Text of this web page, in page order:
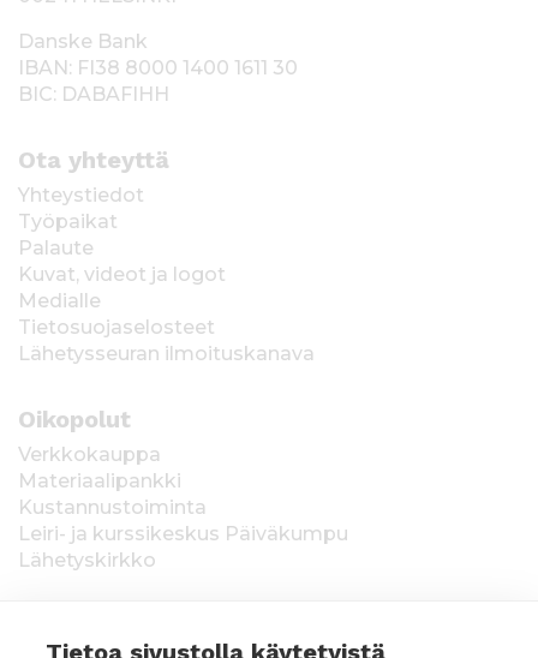
Tietoa sivustolla käytetyistä
Danske Bank
IBAN: FI38 8000 1400 1611 30
BIC: DABAFIHH
Ota yhteyttä
Yhteystiedot
Työpaikat
Palaute
Kuvat, videot ja logot
Medialle
Tietosuojaselosteet
Lähetysseuran ilmoituskanava
Oikopolut
Verkkokauppa
Materiaalipankki
Kustannustoiminta
Leiri- ja kurssikeskus Päiväkumpu
Lähetyskirkko